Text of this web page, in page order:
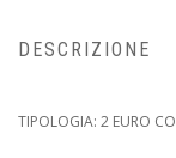
DESCRIZIONE
TIPOLOGIA: 2 EURO